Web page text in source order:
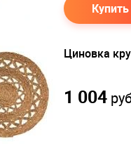
Купить
Циновка
1 004